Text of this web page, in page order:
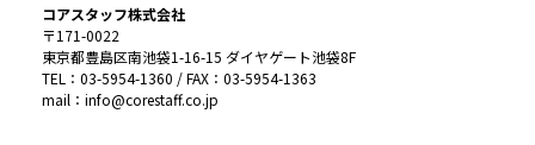
コアスタッフ株式会社
〒171-0022
東京都豊島区南池袋1-16-15 ダイヤゲート池袋8F
TEL：03-5954-1360 / FAX：03-5954-1363
mail：info@corestaff.co.jp